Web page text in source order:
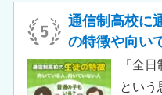
でしょ
校の特
リッ
ます。
がある
か。
行っ
は決し
通信制高校に
の特徴や向い
「全
という